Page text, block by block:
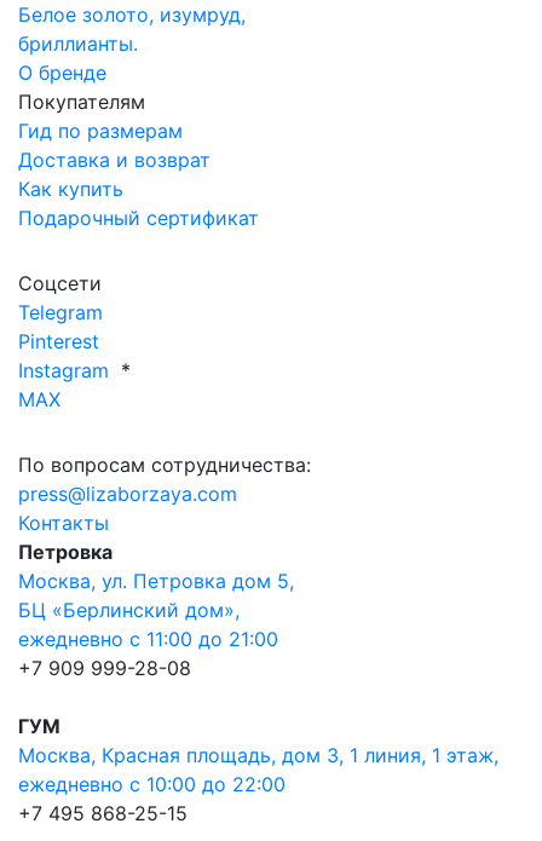
Белое золото, изумруд,
бриллианты.
О бренде
Покупателям
Гид по размерам
Доставка и возврат
Как купить
Подарочный сертификат
Соцсети
Telegram
Pinterest
Instagram *
MAX
По вопросам сотрудничества:
press@lizaborzaya.com
Контакты
Петровка
Москва, ул. Петровка дом 5,
БЦ «Берлинский дом»,
ежедневно с 11:00 до 21:00
+7 909 999-28-08
ГУМ
Москва, Красная площадь, дом 3, 1 линия, 1 этаж,
ежедневно с 10:00 до 22:00
+7 495 868-25-15